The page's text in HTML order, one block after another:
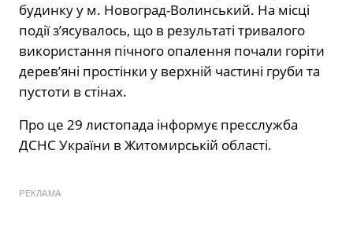
будинку у м. Новоград-Волинський. На місці
події з’ясувалось, що в результаті тривалого
використання пічного опалення почали горіти
дерев’яні простінки у верхній частині груби та
пустоти в стінах.
Про це 29 листопада інформує пресслужба
ДСНС України в Житомирській області.
РЕКЛАМА